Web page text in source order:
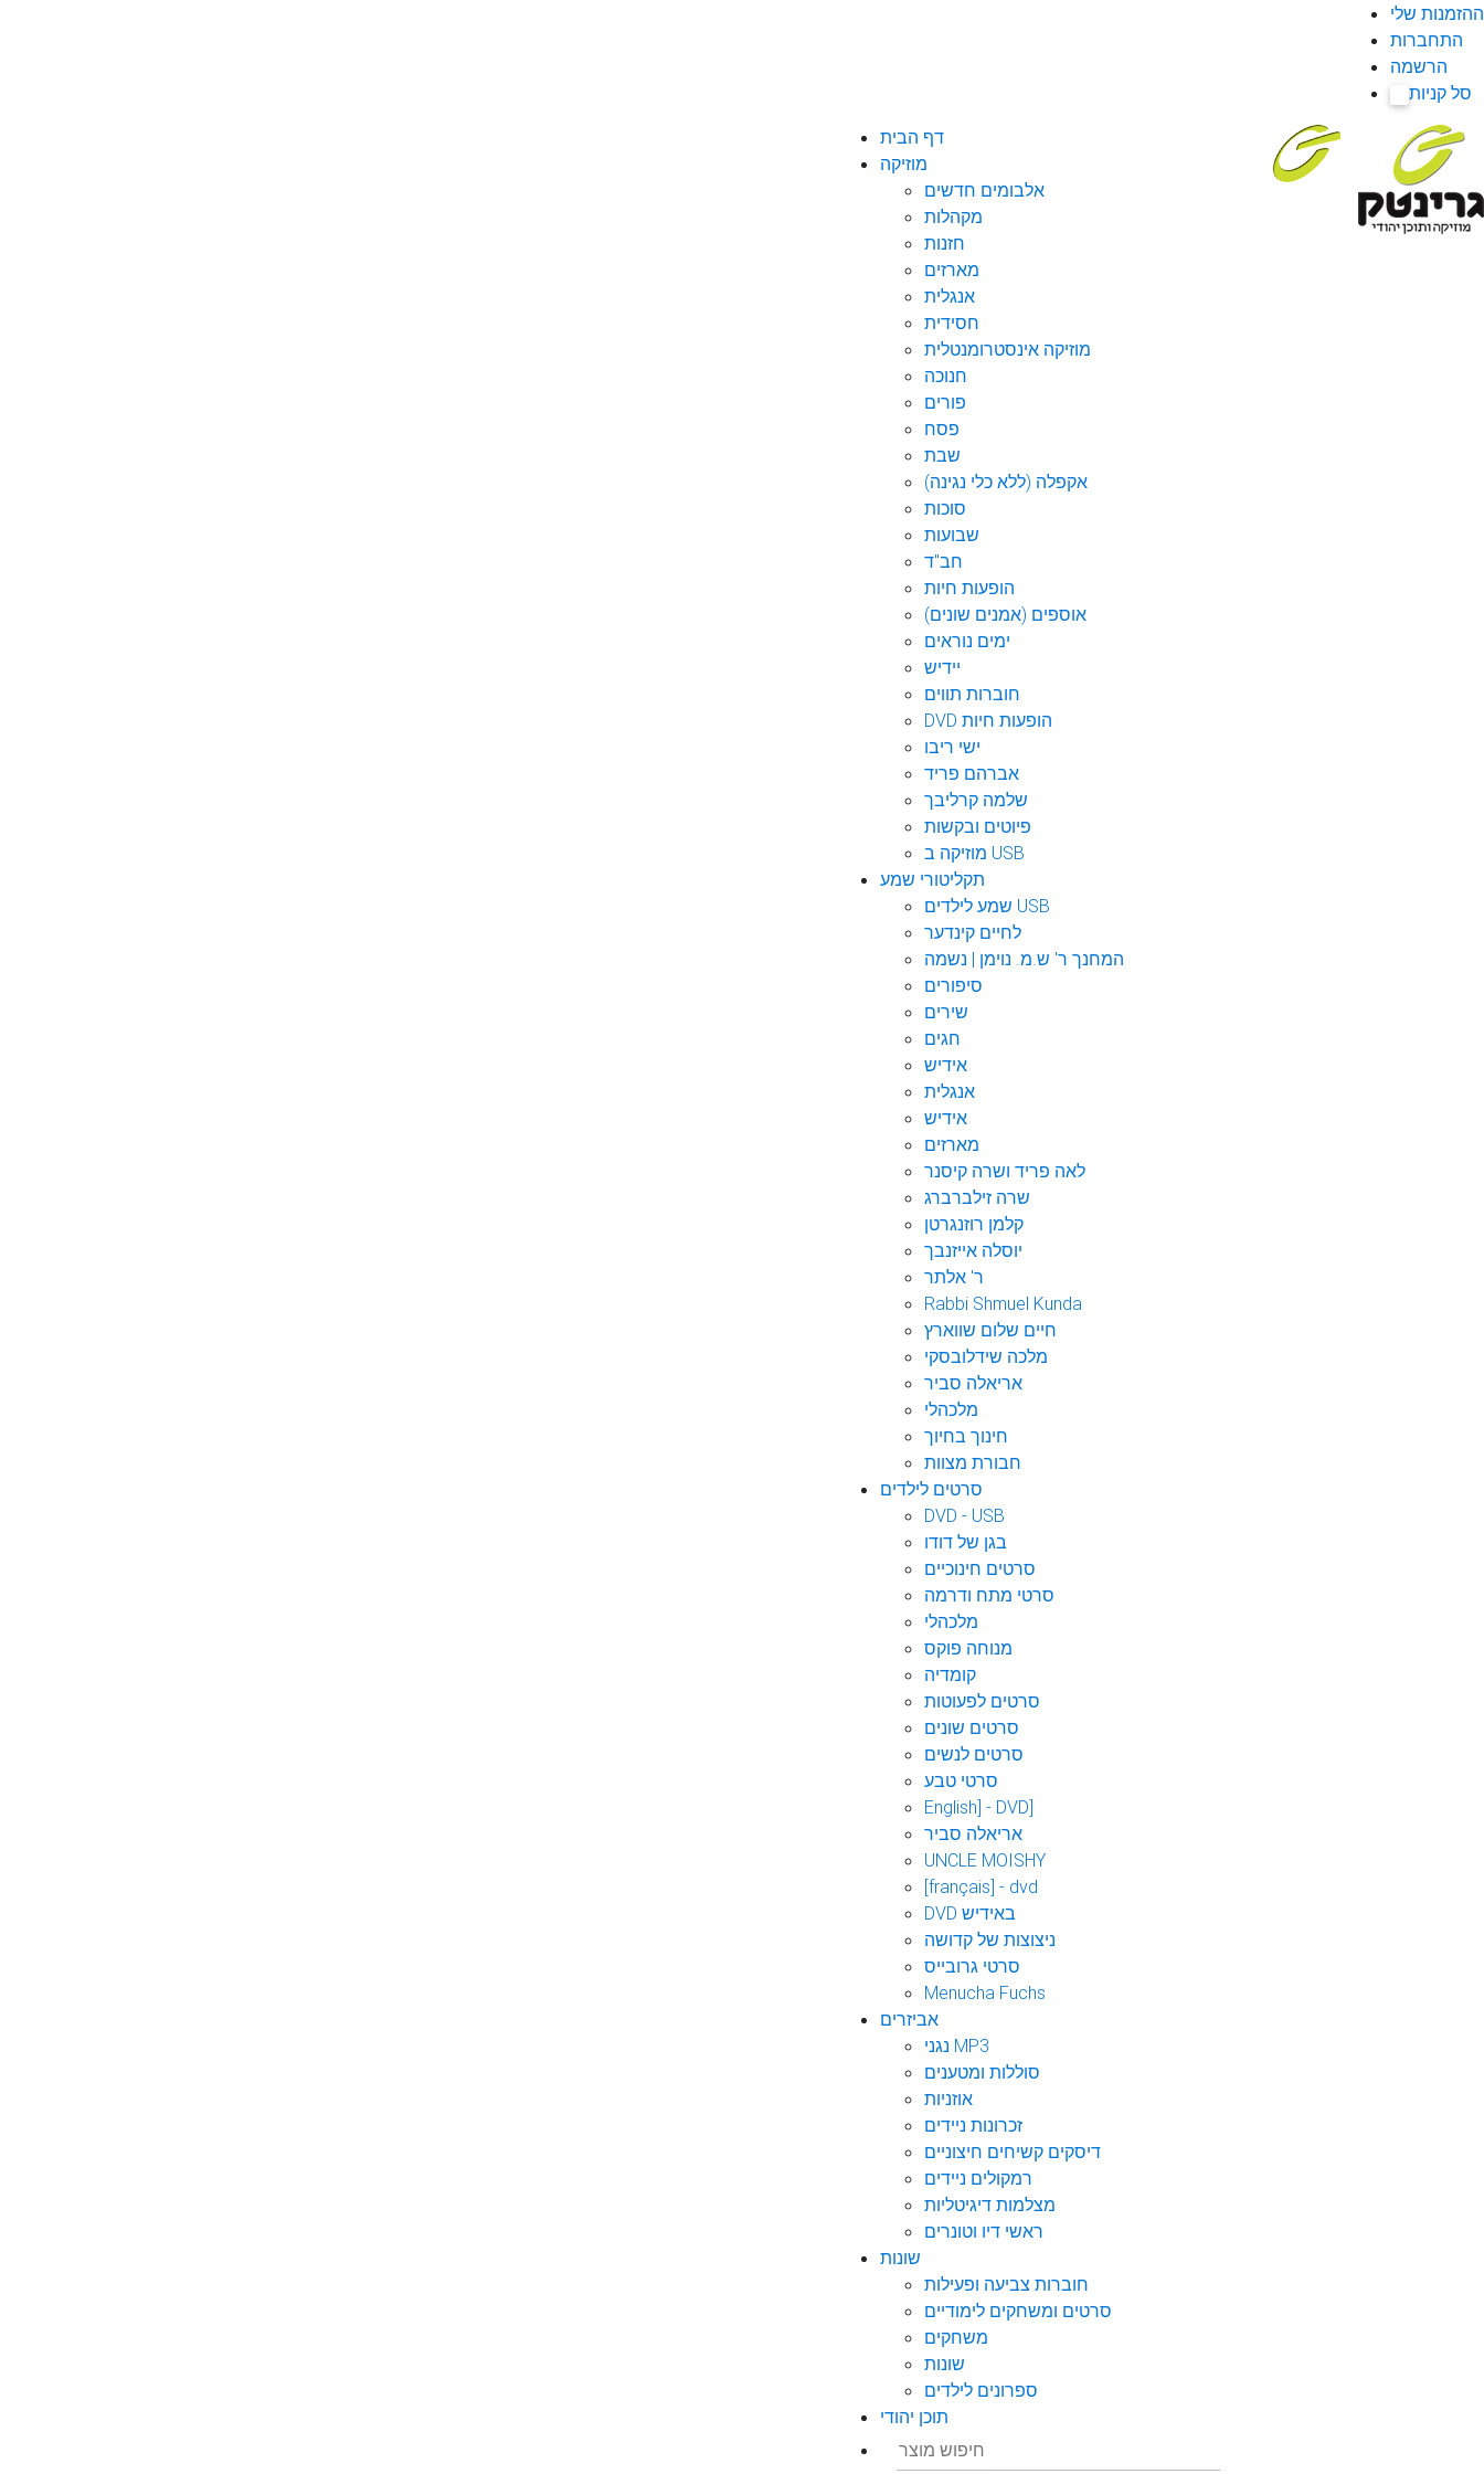
ההזמנות שלי
התחברות
הרשמה
סל קניות
דף הבית
מוזיקה
אלבומים חדשים
מקהלות
חזנות
מארזים
אנגלית
חסידית
מוזיקה אינסטרומנטלית
חנוכה
פורים
פסח
שבת
אקפלה (ללא כלי נגינה)
סוכות
שבועות
חב"ד
הופעות חיות
אוספים (אמנים שונים)
ימים נוראים
יידיש
חוברות תווים
DVD הופעות חיות
ישי ריבו
אברהם פריד
שלמה קרליבך
פיוטים ובקשות
מוזיקה ב USB
תקליטורי שמע
שמע לילדים USB
לחיים קינדער
המחנך ר' ש.מ. נוימן | נשמה
סיפורים
שירים
חגים
אידיש
אנגלית
אידיש
מארזים
לאה פריד ושרה קיסנר
שרה זילברברג
קלמן רוזנגרטן
יוסלה אייזנבך
ר' אלתר
Rabbi Shmuel Kunda
חיים שלום שווארץ
מלכה שידלובסקי
אריאלה סביר
מלכהלי
חינוך בחיוך
חבורת מצוות
סרטים לילדים
DVD - USB
בגן של דודו
סרטים חינוכיים
סרטי מתח ודרמה
מלכהלי
מנוחה פוקס
קומדיה
סרטים לפעוטות
סרטים שונים
סרטים לנשים
סרטי טבע
English] - DVD]
אריאלה סביר
UNCLE MOISHY
[français] - dvd
DVD באידיש
ניצוצות של קדושה
סרטי גרובייס
Menucha Fuchs
אביזרים
נגני MP3
סוללות ומטענים
אוזניות
זכרונות ניידים
דיסקים קשיחים חיצוניים
רמקולים ניידים
מצלמות דיגיטליות
ראשי דיו וטונרים
שונות
חוברות צביעה ופעילות
סרטים ומשחקים לימודיים
משחקים
שונות
ספרונים לילדים
תוכן יהודי